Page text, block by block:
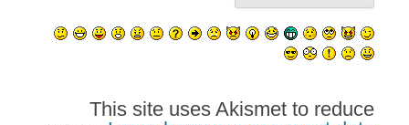
This site uses Akismet to reduce